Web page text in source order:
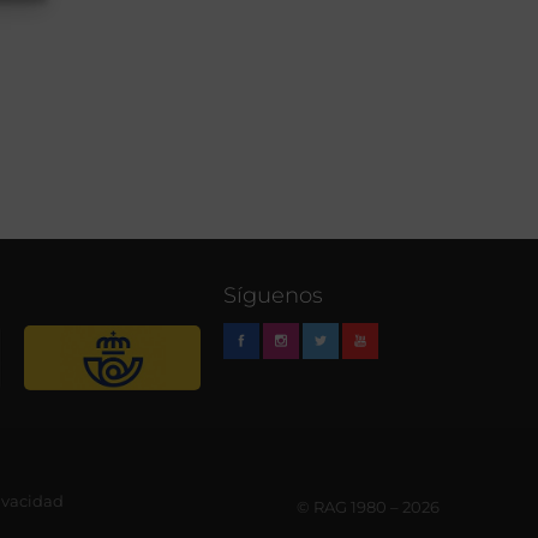
Síguenos
© RAG 1980 – 2026